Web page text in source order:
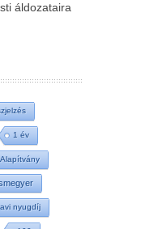
áldozataira
1 év
nyugdíj